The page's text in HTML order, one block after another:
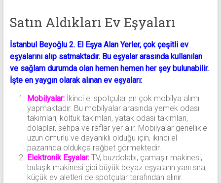
Satın Aldıkları Ev Eşyaları
İstanbul Beyoğlu 2. El Eşya Alan Yerler, çok çeşitli ev
eşyalarını alıp satmaktadır. Bu eşyalar arasında kullanılan
ve sağlam durumda olan hemen hemen her şey bulunabilir.
İşte en yaygın olarak alınan ev eşyaları:
Mobilyalar:İkinci el spotçular en çok mobilya alımı
yapmaktadır. Bu mobilyalar arasında yemek odası
takımları, koltuk takımları, yatak odası takımları,
dolaplar, sehpa ve raflar yer alır. Mobilyalar genellikle
uzun ömürlü ve dayanıklı olduğu için, ikinci el
pazarında oldukça rağbet görmektedir.
Elektronik Eşyalar:TV, buzdolabı, çamaşır makinesi,
bulaşık makinesi gibi büyük beyaz eşyaların yanı sıra,
küçük ev aletleri de spotçular tarafından alınır.